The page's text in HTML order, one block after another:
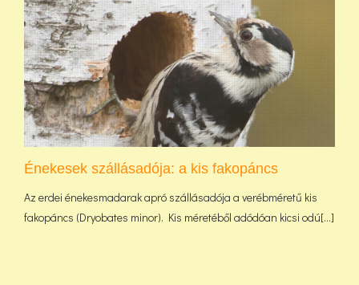
Énekesek szállásadója: a kis fakopáncs
Az erdei énekesmadarak apró szállásadója a verébméretű kis
fakopáncs (Dryobates minor). Kis méretéből adódóan kicsi odú[...]